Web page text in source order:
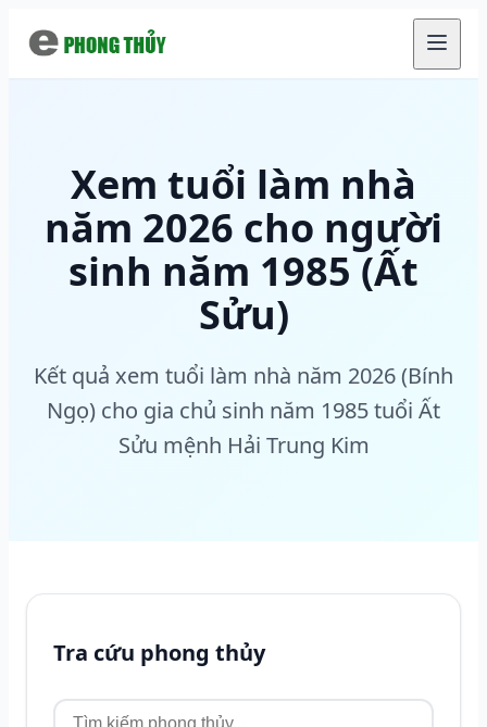
Xem tuổi làm nhà
năm 2026 cho người
sinh năm 1985 (Ất
Sửu)
Kết quả xem tuổi làm nhà năm 2026 (Bính
Ngọ) cho gia chủ sinh năm 1985 tuổi Ất
Sửu mệnh Hải Trung Kim
Tra cứu phong thủy